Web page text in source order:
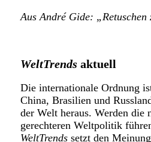
Aus André Gide:
WeltTrends aktuell
Die internationale Ordnung
China, Brasilien und
der Welt heraus. Werden die
gerechteren Weltpolitik
WeltTrends setzt den